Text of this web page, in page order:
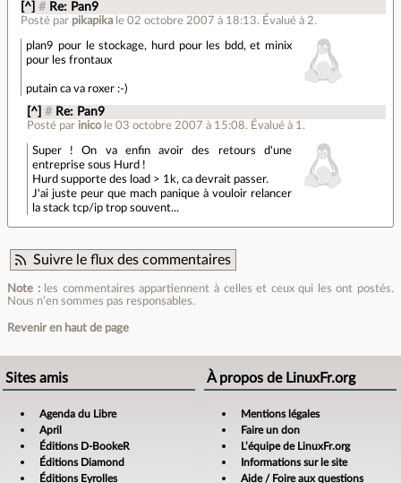
[^] # Re: Pan9
Posté par pikapika le 02 octobre 2007 à 18:13. Évalué à 2.
plan9 pour le stockage, hurd pour les bdd, et minix
pour les frontaux
putain ca va roxer :-)
[^] # Re: Pan9
Posté par inico le 03 octobre 2007 à 15:08. Évalué à 1 .
Super ! On va enfin avoir des retours d'une
entreprise sous Hurd !
Hurd supporte des load > 1k, ca devrait passer.
J'ai juste peur que mach panique à vouloir relancer
la stack tcp/ip trop souvent...
Suivre le flux des commentaires
Note :les commentaires appartiennent à celles et ceux qui les ont postés.
Nous n’en sommes pas responsables.
Revenir en haut de page
Sites amis
Agenda du Libre
April
Éditions D-BookeR
Éditions Diamond
Éditions Eyrolles
À propos de LinuxFr.org
Mentions légales
Faire un don
L’équipe de LinuxFr.org
Informations sur le site
Aide / Foire aux questions